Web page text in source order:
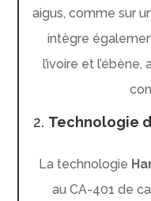
aigus, comme sur
intègre
l’ivoire et
2. Technologie
La technologie
au CA-401 de